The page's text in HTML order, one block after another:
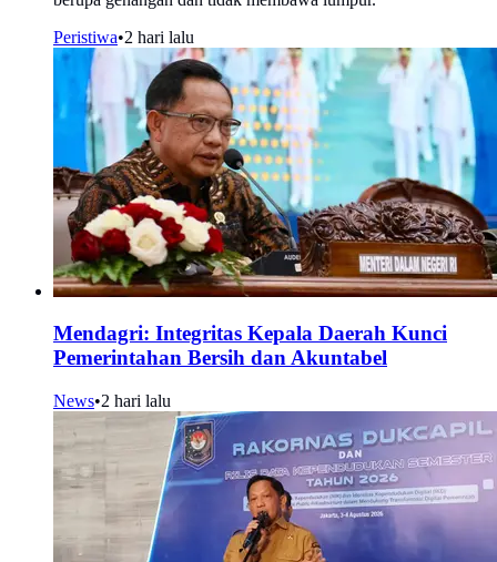
Peristiwa•2 hari lalu
Mendagri: Integritas Kepala Daerah Kunci
Pemerintahan Bersih dan Akuntabel
News•2 hari lalu